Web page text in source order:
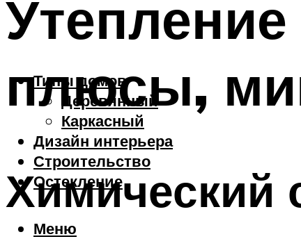
Типы домов
Деревянный
Каркасный
Дизайн интерьера
Строительство
Остекление
Меню
плюсы,
Химический